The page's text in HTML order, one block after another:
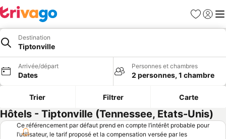
Favoris
Se
Destination
Tiptonville
Arrivée/départ
Dates
Personnes et chambres
2 personnes, 1 chambre
Trier Filtrer Carte
Hôtels - Tiptonville (Tennessee, Etats-Unis)
Ce référencement par défaut prend en compte l’intérêt probable pour
l’utilisateur, le tarif proposé et la compensation versée par les